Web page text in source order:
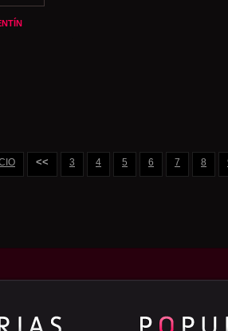
<< 3 4 5 6 7 8